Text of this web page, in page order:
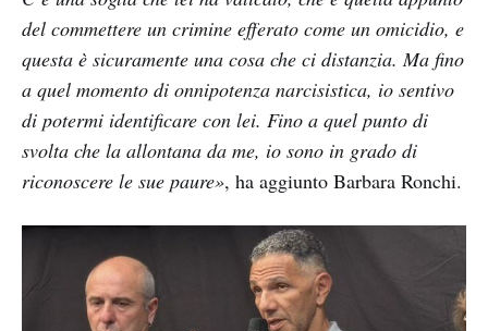
del commettere un crimine efferato come un omicidio, e
questa è sicuramente una cosa che ci distanzia. Ma fino
a quel momento di onnipotenza narcisistica, io sentivo
di potermi identificare con lei. Fino a quel punto di
svolta che la allontana da me, io sono in grado di
riconoscere le sue paure», ha aggiunto Barbara Ronchi.